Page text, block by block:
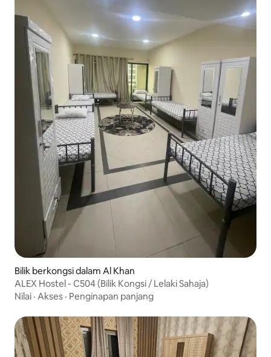
Bilik berkongsi dalam Al Khan
ALEX Hostel - C504 (Bilik Kongsi / Lelaki Sahaja)
Nilai · Akses · Penginapan panjang